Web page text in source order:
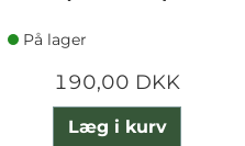
På lager
190,00 DKK
Læg i kurv